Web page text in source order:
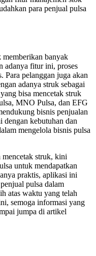
para penjual pulsa
memberikan banyak
adanya fitur ini, proses
Para pelanggan juga akan
adanya struk sebagai
bisa mencetak struk
MNO Pulsa, dan EFG
bisnis penjualan
dengan kebutuhan dan
mengelola bisnis pulsa
mencetak struk, kini
untuk mendapatkan
praktis, aplikasi ini
pulsa dalam
atas waktu yang telah
semoga informasi yang
jumpa di artikel